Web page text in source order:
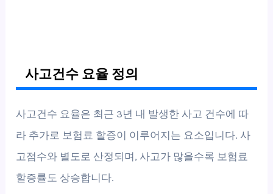
사고건수 요율 정의
사고건수 요율은 최근 3년 내 발생한 사고 건수에 따
라 추가로 보험료 할증이 이루어지는 요소입니다. 사
고점수와 별도로 산정되며, 사고가 많을수록 보험료
할증률도 상승합니다.